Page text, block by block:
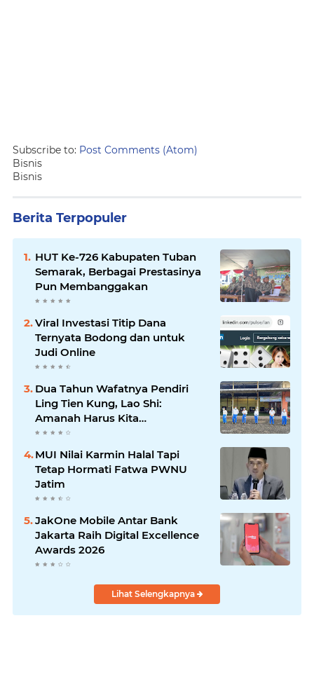
Subscribe to: Post Comments (Atom)
Bisnis
Bisnis
Berita Terpopuler
HUT Ke-726 Kabupaten Tuban
Semarak, Berbagai Prestasinya
Pun Membanggakan
Viral Investasi Titip Dana
Ternyata Bodong dan untuk
Judi Online
Dua Tahun Wafatnya Pendiri
Ling Tien Kung, Lao Shi:
Amanah Harus Kita
Laksanakan!
MUI Nilai Karmin Halal Tapi
Tetap Hormati Fatwa PWNU
Jatim
JakOne Mobile Antar Bank
Jakarta Raih Digital Excellence
Awards 2026
Lihat Selengkapnya